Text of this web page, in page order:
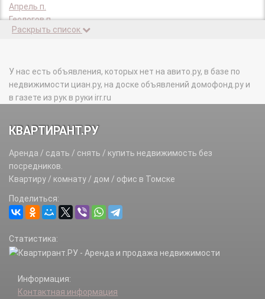
Апрель п.
Геологов п.
Гидрогеологическая Партия п.
Заречный п.
Заречный 2-й п.
Каменка мкр.
Киргизка д.
Кирзавод-3 п.
Копылово ж/д_ст.
Крольчатник п.
Кузовлево п.
Лоскутово д.
Наука мкр.
Нефтяной п.
Ново-Карьерный п.
Потаповы Лужки п.
Предтеченск п.
Раскрыть список
У нас есть объявления, которых нет на авито.ру, в базе по
недвижимости циан.ру, на доске объявлений домофонд.ру и
в газете из рук в руки irr.ru
КВАРТИРАНТ.РУ
Аренда / сдать / снять / купить недвижимость без
посредников.
Квартиру / комнату / дом / офис в Томске
Поделиться:
Статистика:
Информация:
Контактная информация